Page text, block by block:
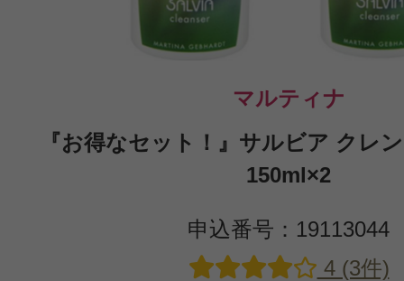
マルティナ
『お得なセット！』サルビア クレ
150ml×2
申込番号：19113044
4 (3件)